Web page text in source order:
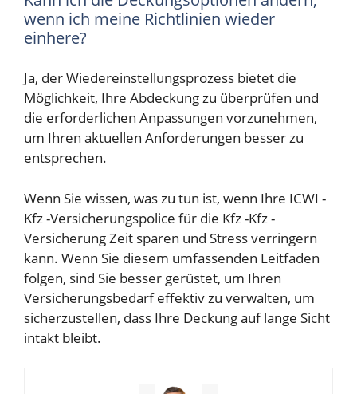
wenn ich meine Richtlinien wieder
einhere?
Ja, der Wiedereinstellungsprozess bietet die
Möglichkeit, Ihre Abdeckung zu überprüfen und
die erforderlichen Anpassungen vorzunehmen,
um Ihren aktuellen Anforderungen besser zu
entsprechen.
Wenn Sie wissen, was zu tun ist, wenn Ihre ICWI -
Kfz -Versicherungspolice für die Kfz -Kfz -
Versicherung Zeit sparen und Stress verringern
kann. Wenn Sie diesem umfassenden Leitfaden
folgen, sind Sie besser gerüstet, um Ihren
Versicherungsbedarf effektiv zu verwalten, um
sicherzustellen, dass Ihre Deckung auf lange Sicht
intakt bleibt.